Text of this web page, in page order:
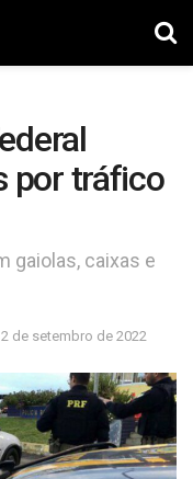
por tráfico
gaiolas, caixas e
de setembro de 2022